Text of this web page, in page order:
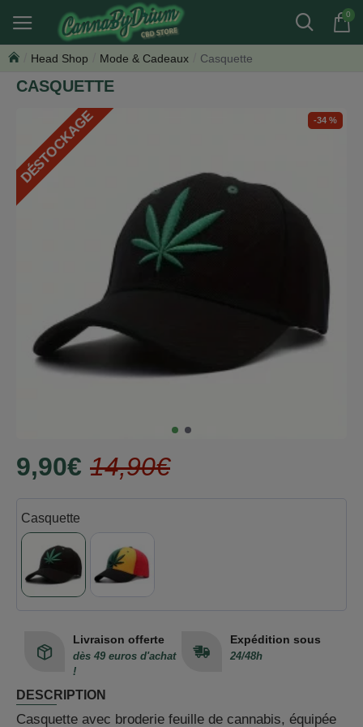
0
Head Shop Mode & Cadeaux Casquette
CASQUETTE
DÉSTOCKAGE -34 %
Livraison offerte
dès 49 euros d'achat
!
Expédition sous
24/48h
DESCRIPTION
Casquette avec broderie feuille de cannabis, équipée
9,90€ 14,90€
Casquette